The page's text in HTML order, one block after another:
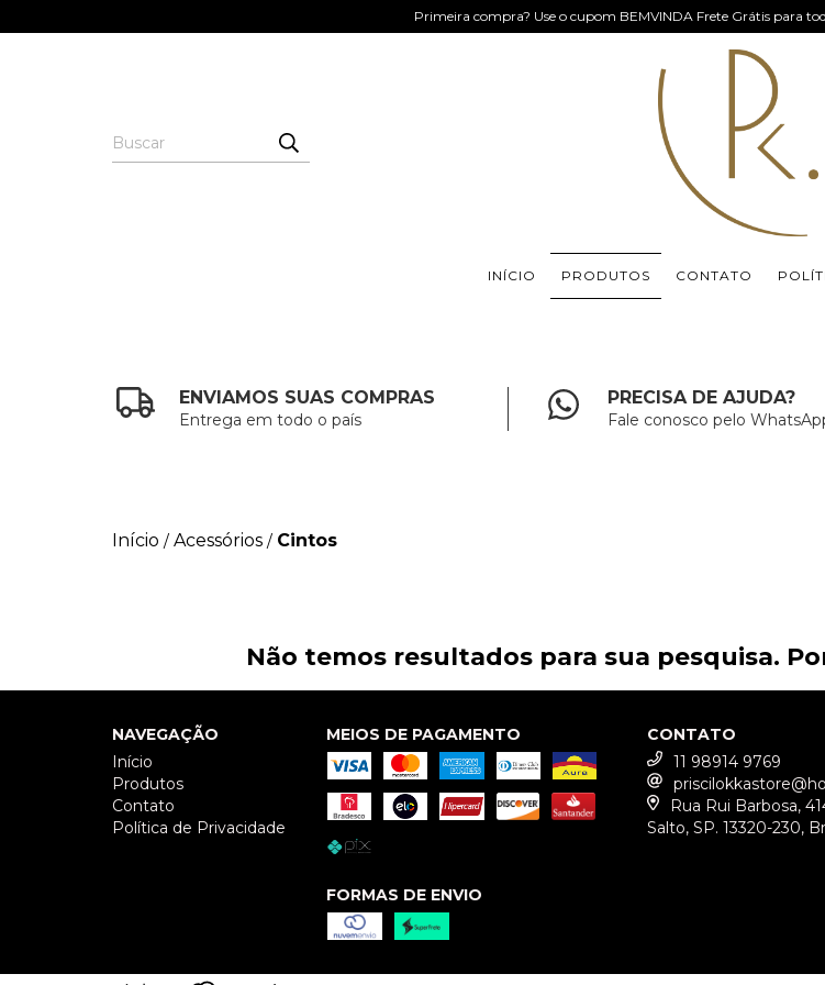
Primeira compra? Use o cupom BEMVINDA Frete Grátis para
INÍCIO PRODUTOS CONTATO
ENVIAMOS SUAS COMPRAS
Entrega em todo o país
PRECISA DE AJUDA?
Fale conosco pelo
Início / Acessórios / Cintos
Não temos resultados para sua pesquisa.
NAVEGAÇÃO
Início
Produtos
Contato
Política de Privacidade
MEIOS DE PAGAMENTO
FORMAS DE ENVIO
CONTATO
11 98914 9769
Rua Rui Barbosa,
Salto, SP. 13320-230,